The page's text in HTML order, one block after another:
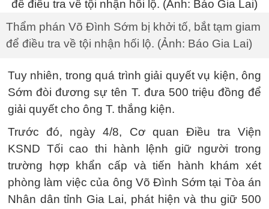
Thẩm phán Võ Đình Sớm bị khởi tố, bắt tạm giam
để điều tra về tội nhận hối lộ. (Ảnh: Báo Gia Lai)
Tuy nhiên, trong quá trình giải quyết vụ kiện, ông
Sớm đòi đương sự tên T. đưa 500 triệu đồng để
giải quyết cho ông T. thắng kiện.
Trước đó, ngày 4/8, Cơ quan Điều tra Viện
KSND Tối cao thi hành lệnh giữ người trong
trường hợp khẩn cấp và tiến hành khám xét
phòng làm việc của ông Võ Đình Sớm tại Tòa án
Nhân dân tỉnh Gia Lai, phát hiện và thu giữ 500